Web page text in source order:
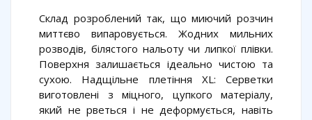
Склад розроблений так, що миючий розчин
миттєво випаровується. Жодних мильних
розводів, білястого нальоту чи липкої плівки.
Поверхня залишається ідеально чистою та
сухою. Надщільне плетіння XL: Серветки
виготовлені з міцного, цупкого матеріалу,
який не рветься і не деформується, навіть